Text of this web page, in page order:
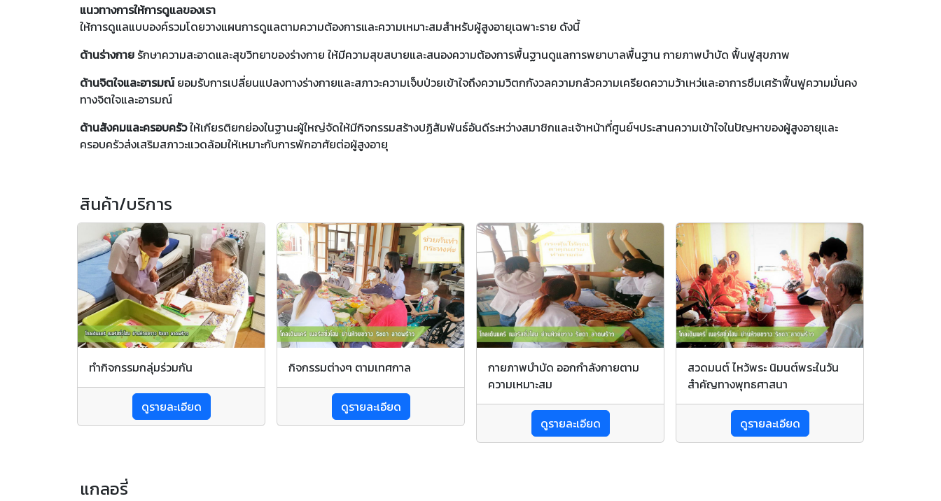
แนวทางการให้การดูแลของเรา
ให้การดูแลแบบองค์รวมโดยวางแผนการดูแลตามความต้องการและความเหมาะสมสำหรับผู้สูงอายุเฉพาะราย ดังนี้
ด้านร่างกาย รักษาความสะอาดและสุขวิทยาของร่างกาย ให้มีความสุขสบายและสนองความต้องการพื้นฐานดูแลการพยาบาลพื้นฐาน กายภาพบำบัด ฟื้นฟูสุขภาพ
ด้านจิตใจและอารมณ์ยอมรับการเปลี่ยนแปลงทางร่างกายและสภาวะความเจ็บป่วยเข้าใจถึงความวิตกกังวลความกลัวความเครียดความว้าเหว่และอาการซึมเศร้าฟื้นฟูความมั่นคง
ทางจิตใจและอารมณ์
ด้านสังคมและครอบครัวให้เกียรติยกย่องในฐานะผู้ใหญ่จัดให้มีกิจกรรมสร้างปฏิสัมพันธ์อันดีระหว่างสมาชิกและเจ้าหน้าที่ศูนย์ฯประสานความเข้าใจในปัญหาของผู้สูงอายุและ
ครอบครัวส่งเสริมสภาวะแวดล้อมให้เหมาะกับการพักอาศัยต่อผู้สูงอายุ
สินค้า/บริการ
ทำกิจกรรมกลุ่มร่วมกัน
ดูรายละเอียด
กิจกรรมต่างๆ ตามเทศกาล
ดูรายละเอียด
กายภาพบำบัด ออกกำลังกายตาม
ความเหมาะสม
ดูรายละเอียด
สวดมนต์ ไหว้พระ นิมนต์พระในวัน
สำคัญทางพุทธศาสนา
ดูรายละเอียด
แกลอรี่